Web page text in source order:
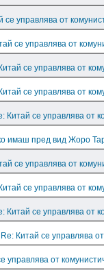
се управлява от
се управлява от
се управлява от
се управлява от
Китай се управлява от
имаш пред вид Жоро
се управлява от
се управлява от
Китай се управлява от
Re: Китай се управлява
управлява от